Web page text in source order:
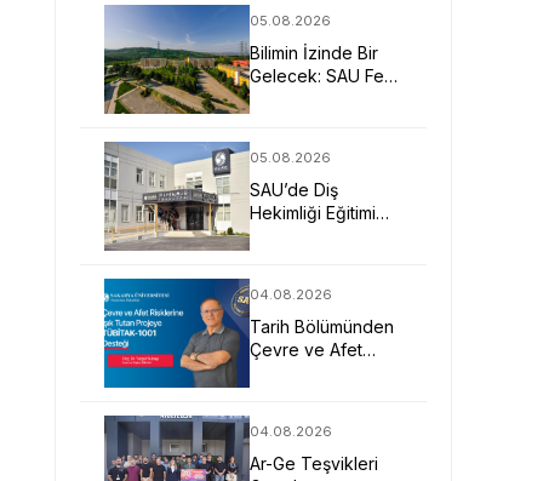
05.08.2026
Bilimin İzinde Bir
Gelecek: SAU Fen
05.08.2026
SAU’de Diş
Hekimliği Eğitimi
04.08.2026
Tarih Bölümünden
Çevre ve Afet
04.08.2026
Ar-Ge Teşvikleri